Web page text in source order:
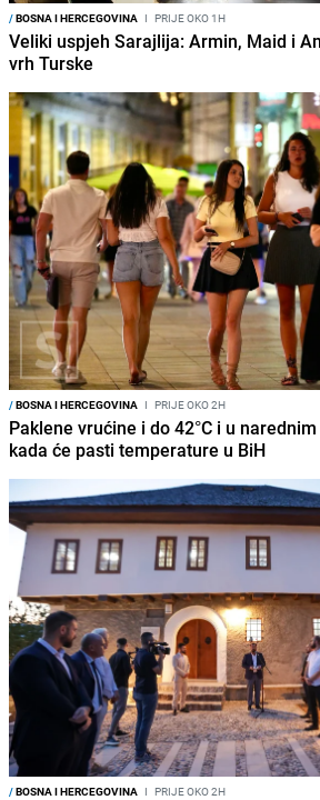
/BOSNA I HERCEGOVINA I PRIJE OKO 1H
Veliki uspjeh Sarajlija: Armin, Maid i
vrh Turske
/BOSNA I HERCEGOVINA I PRIJE OKO 2H
Paklene vrućine i do 42°C i u
kada će pasti temperature u BiH
/BOSNA I HERCEGOVINA I PRIJE OKO 2H